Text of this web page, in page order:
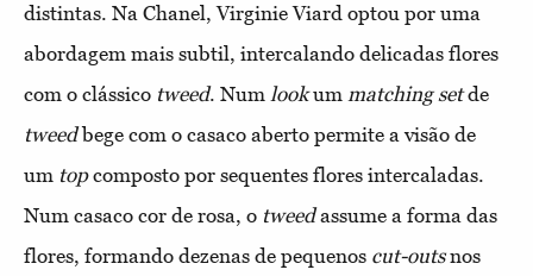
distintas. Na Chanel, Virginie Viard optou por uma
abordagem mais subtil, intercalando delicadas flores
com o clássico tweed. Num lookum matching setde
tweedbege com o casaco aberto permite a visão de
um topcomposto por sequentes flores intercaladas.
Num casaco cor de rosa, o tweedassume a forma das
flores, formando dezenas de pequenos cut-outsnos